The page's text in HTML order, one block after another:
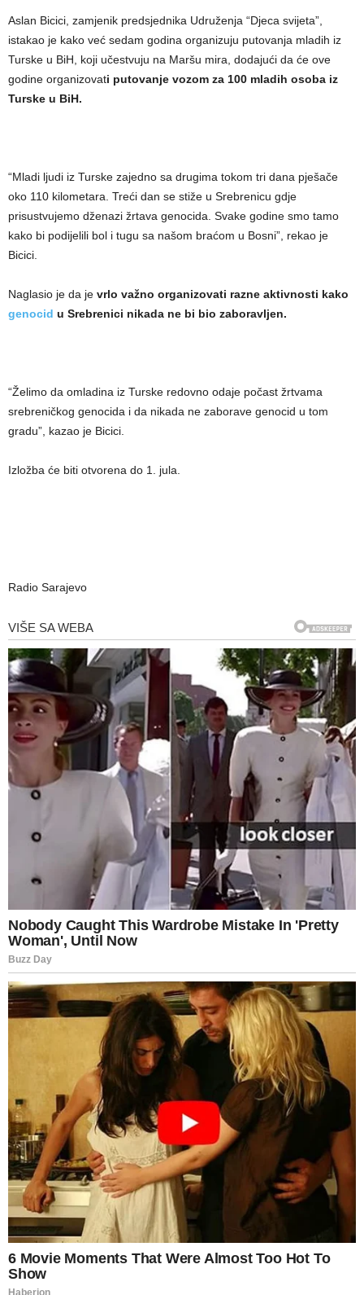
Aslan Bicici, zamjenik predsjednika Udruženja “Djeca svijeta”,
istakao je kako već sedam godina organizuju putovanja mladih iz
Turske u BiH, koji učestvuju na Maršu mira, dodajući da će ove
godine organizovati putovanje vozom za 100 mladih osoba iz
Turske u BiH.
“Mladi ljudi iz Turske zajedno sa drugima tokom tri dana pješače
oko 110 kilometara. Treći dan se stiže u Srebrenicu gdje
prisustvujemo dženazi žrtava genocida. Svake godine smo tamo
kako bi podijelili bol i tugu sa našom braćom u Bosni”, rekao je
Bicici.
Naglasio je da je vrlo važno organizovati razne aktivnosti kako
genocid u Srebrenici nikada ne bi bio zaboravljen.
“Želimo da omladina iz Turske redovno odaje počast žrtvama
srebreničkog genocida i da nikada ne zaborave genocid u tom
gradu”, kazao je Bicici.
Izložba će biti otvorena do 1. jula.
Radio Sarajevo